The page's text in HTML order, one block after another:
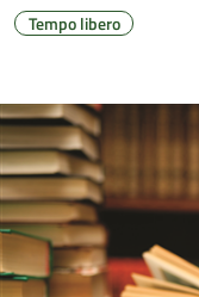
Tempo libero